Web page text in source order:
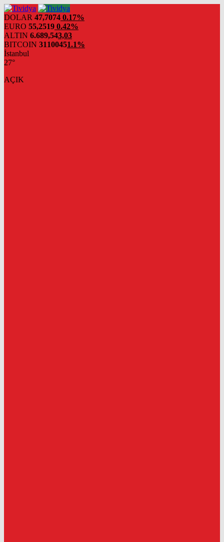
evden
eve
nakliyat
DOLAR 47,7074 0.17%
EURO 55,2519 0.42%
ALTIN 6.689,543,03
BITCOIN 31100451.1%
İstanbul
27°
AÇIK